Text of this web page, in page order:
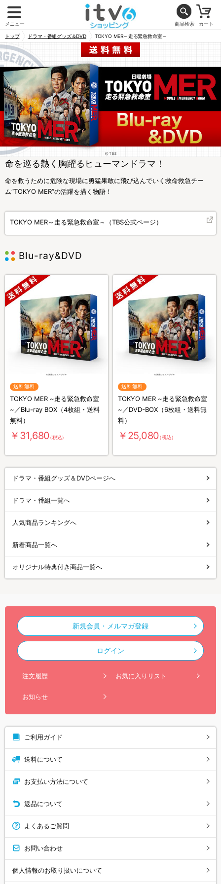
メニュー 商品検索 カート
トップ ドラマ・番組グッズ＆DVD TOKYO MER～走る緊急救命室～
命を巡る熱く胸躍るヒューマンドラマ！
命を救うために危険な現場に勇猛果敢に飛び込んでいく救命救急チー
ム“TOKYO MER”の活躍を描く物語！
TOKYO MER～走る緊急救命室～（TBS公式ページ）
Blu-ray&DVD
送料無料
TOKYO MER ~走る緊急救命室
~／Blu-ray BOX（4枚組・送料
無料）
￥31,680（税込）
送料無料
TOKYO MER ~走る緊急救命室
~／DVD-BOX（6枚組・送料無
料）
￥25,080（税込）
ドラマ・番組グッズ＆DVDページへ
ドラマ・番組一覧へ
人気商品ランキングへ
新着商品一覧へ
オリジナル特典付き商品一覧へ
新規会員・メルマガ登録
ログイン
注文履歴 お気に入りリスト
お知らせ
ご利用ガイド
送料について
お支払い方法について
返品について
よくあるご質問
お問い合わせ
個人情報のお取り扱いについて